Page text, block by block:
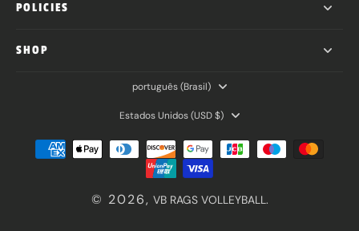
POLICIES
SHOP
português ‎(Brasil)‎
Estados Unidos ‎(USD $)‎
© 2026, VB RAGS VOLLEYBALL.